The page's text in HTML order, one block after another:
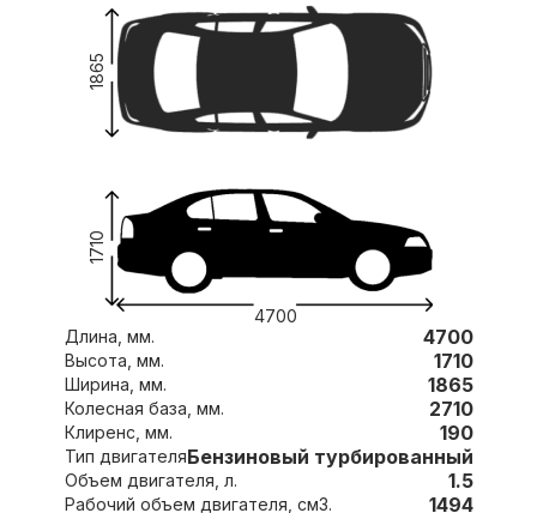
4700
1710
1865
Длина, мм. 4700
Высота, мм. 1710
Ширина, мм. 1865
Колесная база, мм. 2710
Клиренс, мм. 190
Тип двигателяБензиновый турбированный
Объем двигателя, л. 1.5
Рабочий объем двигателя, см3. 1494